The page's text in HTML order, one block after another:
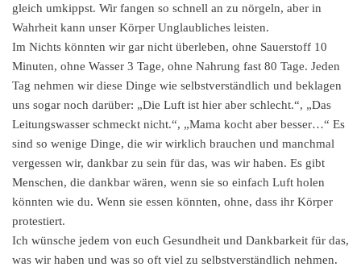
gleich umkippst. Wir fangen so schnell an zu nörgeln, aber in
Wahrheit kann unser Körper Unglaubliches leisten.
Im Nichts könnten wir gar nicht überleben, ohne Sauerstoff 10
Minuten, ohne Wasser 3 Tage, ohne Nahrung fast 80 Tage. Jeden
Tag nehmen wir diese Dinge wie selbstverständlich und beklagen
uns sogar noch darüber: „Die Luft ist hier aber schlecht.“, „Das
Leitungswasser schmeckt nicht.“, „Mama kocht aber besser…“ Es
sind so wenige Dinge, die wir wirklich brauchen und manchmal
vergessen wir, dankbar zu sein für das, was wir haben. Es gibt
Menschen, die dankbar wären, wenn sie so einfach Luft holen
könnten wie du. Wenn sie essen könnten, ohne, dass ihr Körper
protestiert.
Ich wünsche jedem von euch Gesundheit und Dankbarkeit für das,
was wir haben und was so oft viel zu selbstverständlich nehmen.